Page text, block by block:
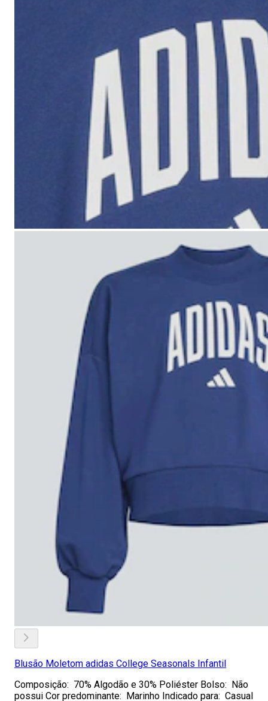
Blusão Moletom adidas College Seasonals Infantil
Composição: 70% Algodão e 30% Poliéster Bolso: Não
possui Cor predominante: Marinho Indicado para: Casual